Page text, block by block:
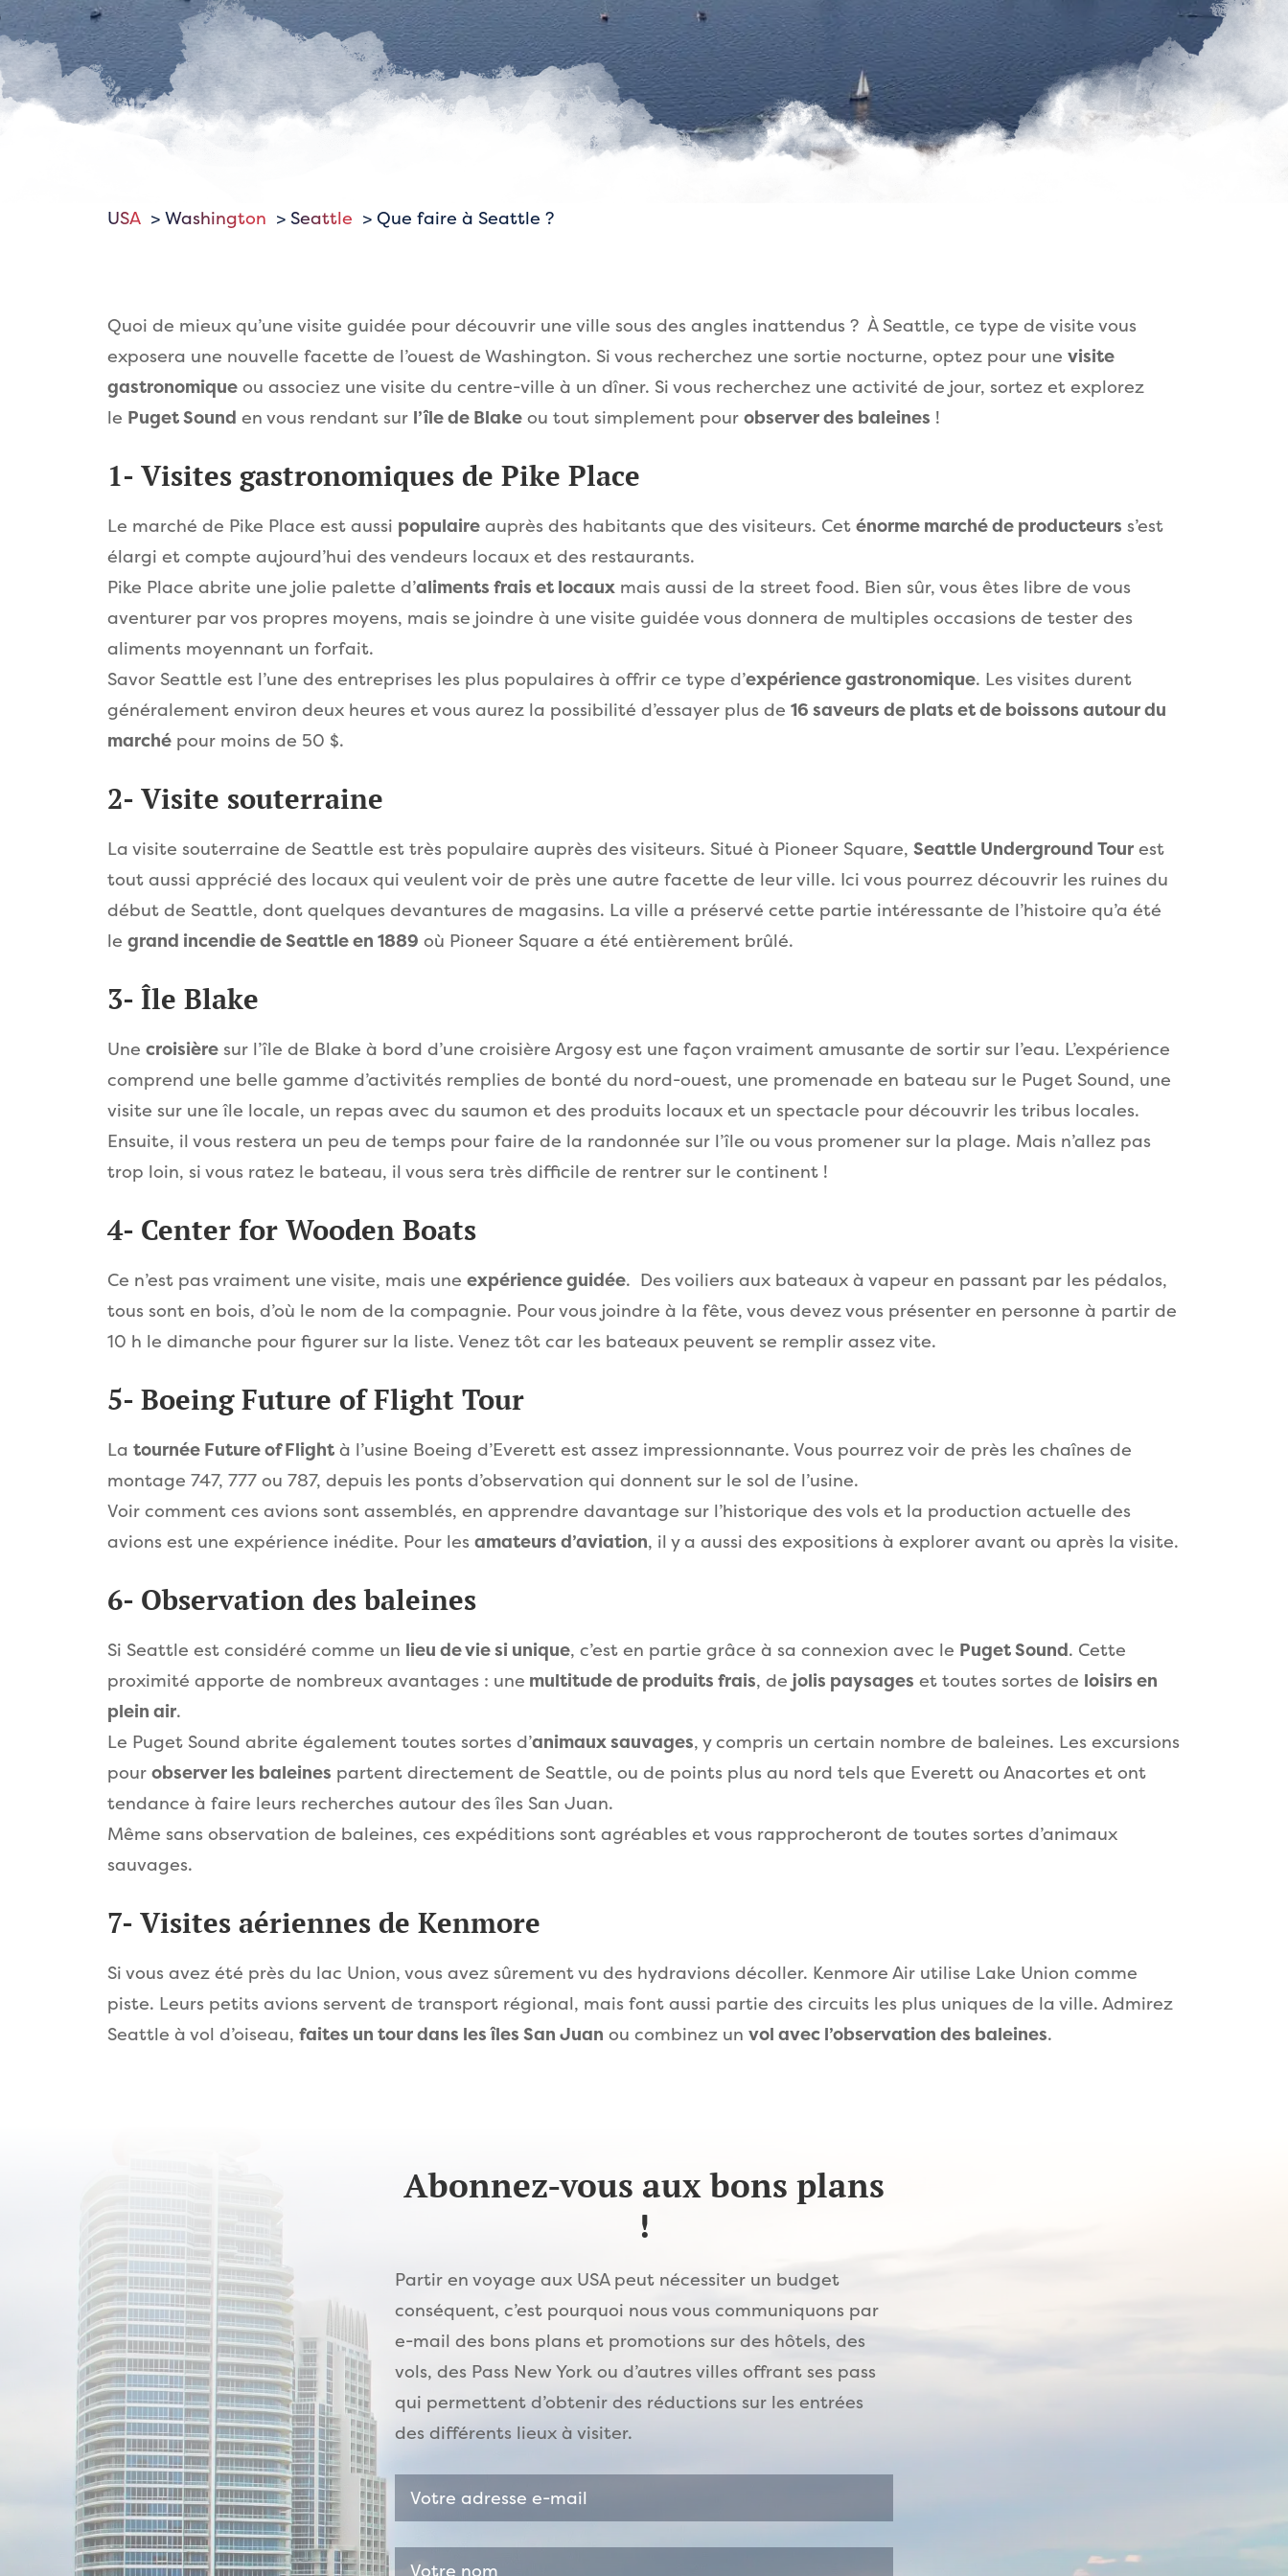
USA Washington Seattle Que faire à Seattle ?
Quoi de mieux qu’une visite guidée pour découvrir une ville sous des angles inattendus ? À Seattle, ce type de visite vous
exposera une nouvelle facette de l’ouest de Washington. Si vous recherchez une sortie nocturne, optez pour une visite
gastronomique ou associez une visite du centre-ville à un dîner. Si vous recherchez une activité de jour, sortez et explorez
le Puget Sound en vous rendant sur l’île de Blake ou tout simplement pour observer des baleines !
1- Visites gastronomiques de Pike Place
Le marché de Pike Place est aussi populaire auprès des habitants que des visiteurs. Cet énorme marché de producteurs s’est
élargi et compte aujourd’hui des vendeurs locaux et des restaurants.
Pike Place abrite une jolie palette d’aliments frais et locaux mais aussi de la street food. Bien sûr, vous êtes libre de vous
aventurer par vos propres moyens, mais se joindre à une visite guidée vous donnera de multiples occasions de tester des
aliments moyennant un forfait.
Savor Seattle est l’une des entreprises les plus populaires à offrir ce type d’expérience gastronomique. Les visites durent
généralement environ deux heures et vous aurez la possibilité d’essayer plus de 16 saveurs de plats et de boissons autour du
marché pour moins de 50 $.
2- Visite souterraine
La visite souterraine de Seattle est très populaire auprès des visiteurs. Situé à Pioneer Square, Seattle Underground Tour est
tout aussi apprécié des locaux qui veulent voir de près une autre facette de leur ville. Ici vous pourrez découvrir les ruines du
début de Seattle, dont quelques devantures de magasins. La ville a préservé cette partie intéressante de l’histoire qu’a été
le grand incendie de Seattle en 1889 où Pioneer Square a été entièrement brûlé.
3- Île Blake
Une croisière sur l’île de Blake à bord d’une croisière Argosy est une façon vraiment amusante de sortir sur l’eau. L’expérience
comprend une belle gamme d’activités remplies de bonté du nord-ouest, une promenade en bateau sur le Puget Sound, une
visite sur une île locale, un repas avec du saumon et des produits locaux et un spectacle pour découvrir les tribus locales.
Ensuite, il vous restera un peu de temps pour faire de la randonnée sur l’île ou vous promener sur la plage. Mais n’allez pas
trop loin, si vous ratez le bateau, il vous sera très difficile de rentrer sur le continent !
4- Center for Wooden Boats
Ce n’est pas vraiment une visite, mais une expérience guidée. Des voiliers aux bateaux à vapeur en passant par les pédalos,
tous sont en bois, d’où le nom de la compagnie. Pour vous joindre à la fête, vous devez vous présenter en personne à partir de
10 h le dimanche pour figurer sur la liste. Venez tôt car les bateaux peuvent se remplir assez vite.
5- Boeing Future of Flight Tour
La tournée Future of Flight à l’usine Boeing d’Everett est assez impressionnante. Vous pourrez voir de près les chaînes de
montage 747, 777 ou 787, depuis les ponts d’observation qui donnent sur le sol de l’usine.
Voir comment ces avions sont assemblés, en apprendre davantage sur l’historique des vols et la production actuelle des
avions est une expérience inédite. Pour les amateurs d’aviation, il y a aussi des expositions à explorer avant ou après la visite.
6- Observation des baleines
Si Seattle est considéré comme un lieu de vie si unique, c’est en partie grâce à sa connexion avec le Puget Sound. Cette
proximité apporte de nombreux avantages : une multitude de produits frais, de jolis paysages et toutes sortes de loisirs en
plein air.
Le Puget Sound abrite également toutes sortes d’animaux sauvages, y compris un certain nombre de baleines. Les excursions
pour observer les baleines partent directement de Seattle, ou de points plus au nord tels que Everett ou Anacortes et ont
tendance à faire leurs recherches autour des îles San Juan.
Même sans observation de baleines, ces expéditions sont agréables et vous rapprocheront de toutes sortes d’animaux
sauvages.
7- Visites aériennes de Kenmore
Si vous avez été près du lac Union, vous avez sûrement vu des hydravions décoller. Kenmore Air utilise Lake Union comme
piste. Leurs petits avions servent de transport régional, mais font aussi partie des circuits les plus uniques de la ville. Admirez
Seattle à vol d’oiseau, faites un tour dans les îles San Juan ou combinez un vol avec l’observation des baleines.
Abonnez-vous aux bons plans
!
Partir en voyage aux USA peut nécessiter un budget
conséquent, c’est pourquoi nous vous communiquons par
e-mail des bons plans et promotions sur des hôtels, des
vols, des Pass New York ou d’autres villes offrant ses pass
qui permettent d’obtenir des réductions sur les entrées
des différents lieux à visiter.